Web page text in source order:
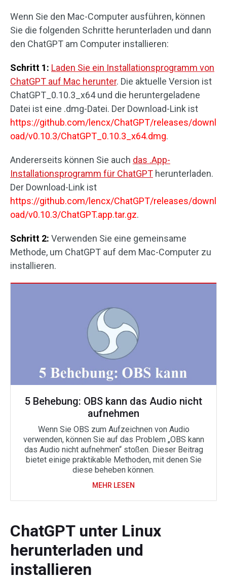
Wenn Sie den Mac-Computer ausführen, können
Sie die folgenden Schritte herunterladen und dann
den ChatGPT am Computer installieren:
Schritt 1: Laden Sie ein Installationsprogramm von
ChatGPT auf Mac herunter. Die aktuelle Version ist
ChatGPT_0.10.3_x64 und die heruntergeladene
Datei ist eine .dmg-Datei. Der Download-Link ist
https://github.com/lencx/ChatGPT/releases/downl
oad/v0.10.3/ChatGPT_0.10.3_x64.dmg.
Andererseits können Sie auch das .App-
Installationsprogramm für ChatGPT herunterladen.
Der Download-Link ist
https://github.com/lencx/ChatGPT/releases/downl
oad/v0.10.3/ChatGPT.app.tar.gz.
Schritt 2: Verwenden Sie eine gemeinsame
Methode, um ChatGPT auf dem Mac-Computer zu
installieren.
5 Behebung: OBS kann das Audio nicht
aufnehmen
Wenn Sie OBS zum Aufzeichnen von Audio
verwenden, können Sie auf das Problem „OBS kann
das Audio nicht aufnehmen“ stoßen. Dieser Beitrag
bietet einige praktikable Methoden, mit denen Sie
diese beheben können.
MEHR LESEN
ChatGPT unter Linux
herunterladen und
installieren